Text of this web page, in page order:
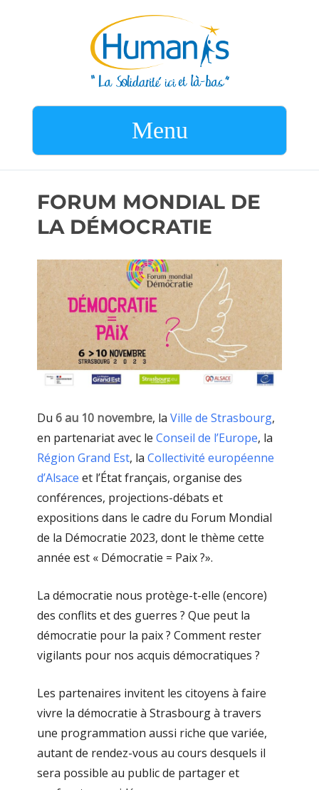
Menu
FORUM MONDIAL DE
LA DÉMOCRATIE
Du 6 au 10 novembre, laVille de Strasbourg,
en partenariat avec le Conseil de l’Europe, la
Région Grand Est, la Collectivité européenne
d’Alsace et l’État français, organise des
conférences, projections-débats et
expositions dans le cadre du Forum Mondial
de la Démocratie 2023, dont le thème cette
année est « Démocratie = Paix ?».
La démocratie nous protège-t-elle (encore)
des conflits et des guerres ? Que peut la
démocratie pour la paix ? Comment rester
vigilants pour nos acquis démocratiques ?
Les partenaires invitent les citoyens à faire
vivre la démocratie à Strasbourg à travers
une programmation aussi riche que variée,
autant de rendez-vous au cours desquels il
sera possible au public de partager et